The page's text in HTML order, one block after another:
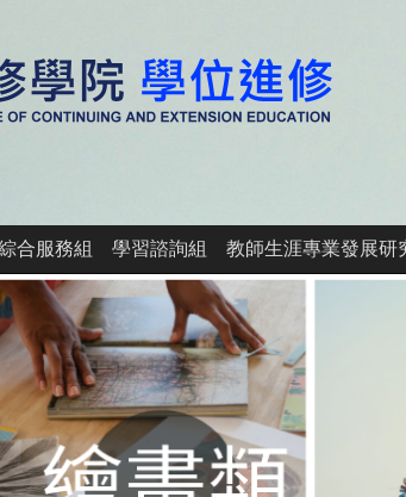
合服務組 學習諮詢組 教師生涯專業發展研